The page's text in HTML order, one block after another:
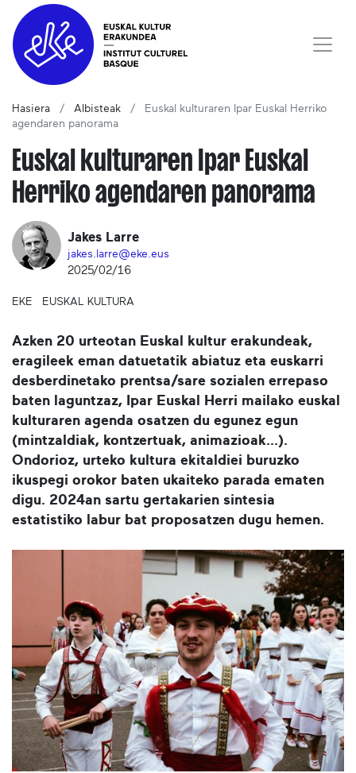
Hasiera Albisteak
Euskal kulturaren Ipar Euskal Herriko
agendaren panorama
Euskal kulturaren Ipar Euskal
Herriko agendaren panorama
Jakes Larre
jakes.larre@eke.eus
2025/02/16
EKE EUSKAL KULTURA
Azken 20 urteotan Euskal kultur erakundeak,
eragileek eman datuetatik abiatuz eta euskarri
desberdinetako prentsa/sare sozialen errepaso
baten laguntzaz, Ipar Euskal Herri mailako euskal
kulturaren agenda osatzen du egunez egun
(mintzaldiak, kontzertuak, animazioak...).
Ondorioz, urteko kultura ekitaldiei buruzko
ikuspegi orokor baten ukaiteko parada ematen
digu. 2024an sartu gertakarien sintesia
estatistiko labur bat proposatzen dugu hemen.